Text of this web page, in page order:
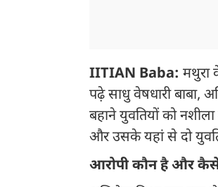
IITIAN Baba: मथुरा
पढ़े साधु वेषधारी बाबा,
बहाने युवतियों को
और उसके यहां से दो
आरोपी कौन है और